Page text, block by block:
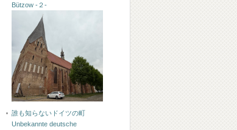
Bützow -２-
誰も知らないドイツの町
Unbekannte deutsche